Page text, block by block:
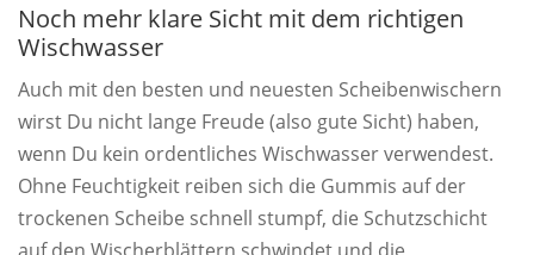
Noch mehr klare Sicht mit dem richtigen
Wischwasser
Auch mit den besten und neuesten Scheibenwischern
wirst Du nicht lange Freude (also gute Sicht) haben,
wenn Du kein ordentliches Wischwasser verwendest.
Ohne Feuchtigkeit reiben sich die Gummis auf der
trockenen Scheibe schnell stumpf, die Schutzschicht